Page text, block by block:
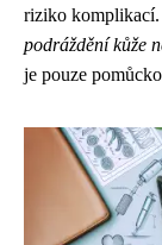
riziko komplikací.
podráždění kůže
je pouze